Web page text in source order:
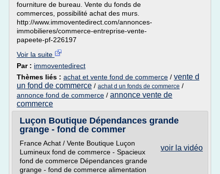
fourniture de bureau. Vente du fonds de
commerces, possibilité achat des murs.
http://www.immoventedirect.com/annonces-
immobilieres/commerce-entreprise-vente-
papeete-pf-226197
Voir la suite
Par : immoventedirect
Thèmes liés : achat et vente fond de commerce / vente d
un fond de commerce / achat d un fonds de commerce /
annonce fond de commerce / annonce vente de
commerce
Luçon Boutique Dépendances grande
grange - fond de commer
voir la vidéo
France Achat / Vente Boutique Luçon
Lumineux fond de commerce - Spacieux
fond de commerce Dépendances grande
grange - fond de commerce alimentation